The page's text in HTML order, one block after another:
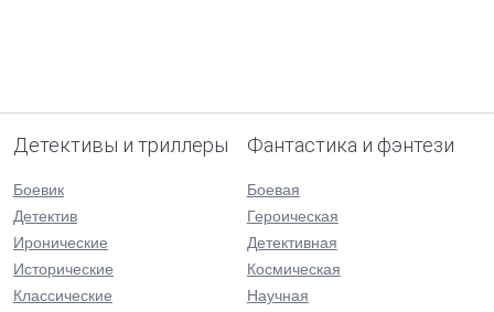
Детективы и триллеры
Боевик
Детектив
Иронические
Исторические
Классические
Фантастика и фэнтези
Боевая
Героическая
Детективная
Космическая
Научная